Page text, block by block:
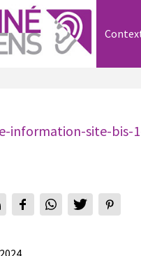
information-site-bis-